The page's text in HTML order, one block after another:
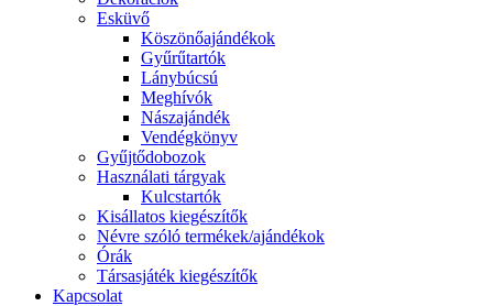
Esküvő
Köszönőajándékok
Gyűrűtartók
Lánybúcsú
Meghívók
Nászajándék
Vendégkönyv
Gyűjtődobozok
Használati tárgyak
Kulcstartók
Kisállatos kiegészítők
Névre szóló termékek/ajándékok
Órák
Társasjáték kiegészítők
Kapcsolat